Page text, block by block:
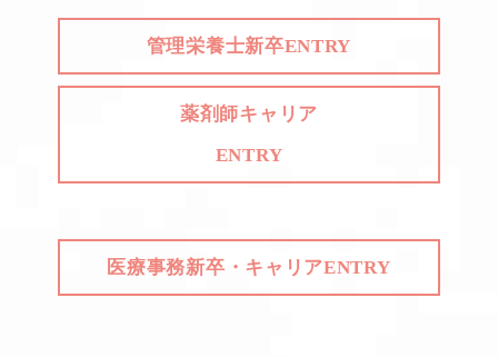
管理栄養士新卒ENTRY
薬剤師キャリア
ENTRY
医療事務新卒・キャリアENTRY